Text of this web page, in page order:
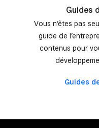
Guides
Vous n’êtes pas
guide de
contenus pour
Guides